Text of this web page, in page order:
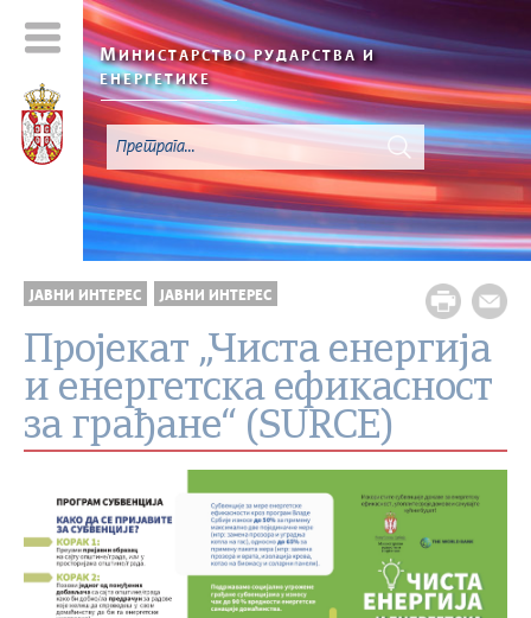
МИНИСТАРСТВО РУДАРСТВА И
ЕНЕРГЕТИКЕ
ЈАВНИ ИНТЕРЕС ЈАВНИ ИНТЕРЕС
Пројекат „Чиста енергија
и енергетска ефикасност
за грађане“ (SURCE)